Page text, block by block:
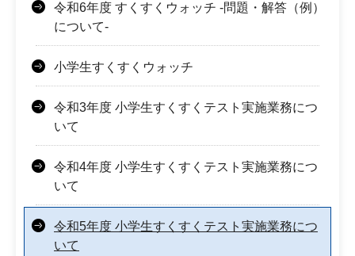
令和6年度 すくすくウォッチ -問題・解答（例）
について-
小学生すくすくウォッチ
令和3年度 小学生すくすくテスト実施業務につ
いて
令和4年度 小学生すくすくテスト実施業務につ
いて
令和5年度 小学生すくすくテスト実施業務につ
いて